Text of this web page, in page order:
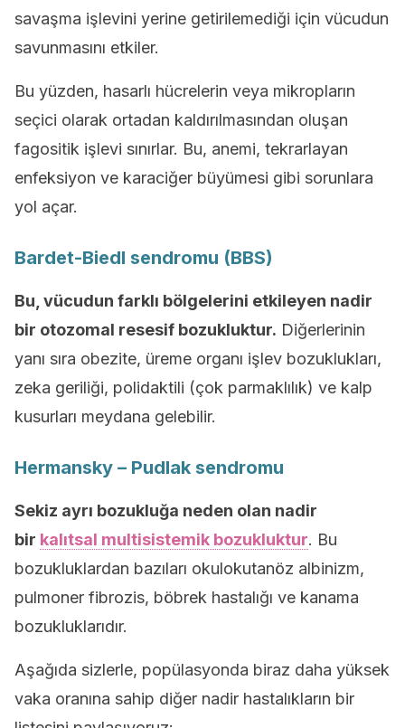
savaşma işlevini yerine getirilemediği için vücudun
savunmasını etkiler.
Bu yüzden, hasarlı hücrelerin veya mikropların
seçici olarak ortadan kaldırılmasından oluşan
fagositik işlevi sınırlar. Bu, anemi, tekrarlayan
enfeksiyon ve karaciğer büyümesi gibi sorunlara
yol açar.
Bardet-Biedl sendromu (BBS)
Bu, vücudun farklı bölgelerini etkileyen nadir
bir otozomal resesif bozukluktur. Diğerlerinin
yanı sıra obezite, üreme organı işlev bozuklukları,
zeka geriliği, polidaktili (çok parmaklılık) ve kalp
kusurları meydana gelebilir.
Hermansky – Pudlak sendromu
Sekiz ayrı bozukluğa neden olan nadir
bir kalıtsal multisistemik bozukluktur. Bu
bozukluklardan bazıları okulokutanöz albinizm,
pulmoner fibrozis, böbrek hastalığı ve kanama
bozukluklarıdır.
Aşağıda sizlerle, popülasyonda biraz daha yüksek
vaka oranına sahip diğer nadir hastalıkların bir